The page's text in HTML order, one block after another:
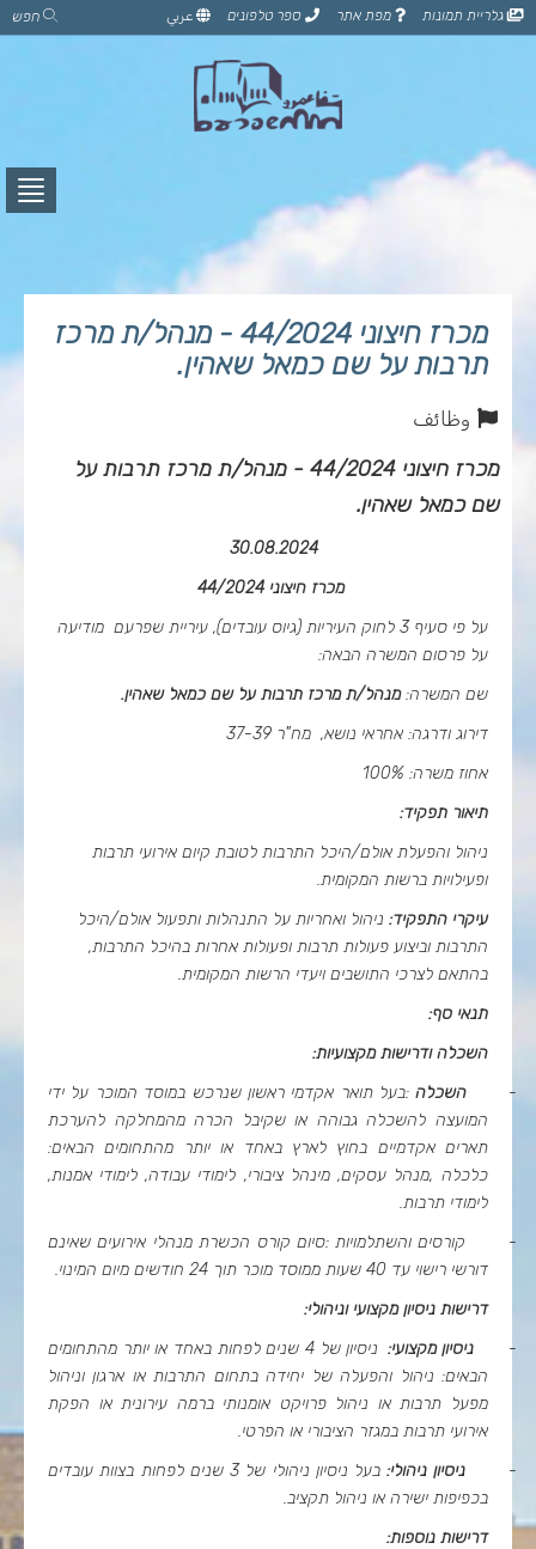
דלג
לתוכן
גלריית תמונות מפת אתר ספר טלפונים عربي חפש
לחץ
מכרז חיצוני 44/2024 - מנהל/ת מרכז
תרבות על שם כמאל שאהין.
وظائف
מכרז חיצוני 44/2024 - מנהל/ת מרכז תרבות על
שם כמאל שאהין.
מכרז חיצוני 44/2024
על פי סעיף 3 לחוק העיריות (גיוס עובדים), עיריית שפרעם מודיעה
על פרסום המשרה הבאה:
שם המשרה:מנהל/ת מרכז תרבות על שם כמאל שאהין.
דירוג ודרגה: אחראי נושא, מח"ר 37-39
אחוז משרה: 100%
תיאור תפקיד:
ניהול והפעלת אולם/היכל התרבות לטובת קיום אירועי תרבות
ופעילויות ברשות המקומית.
עיקרי התפקיד: ניהול ואחריות על התנהלות ותפעול אולם/היכל
התרבות וביצוע פעולות תרבות ופעולות אחרות בהיכל התרבות,
בהתאם לצרכי התושבים ויעדי הרשות המקומית.
תנאי סף:
השכלה ודרישות מקצועיות:
-
השכלה :בעל תואר אקדמי ראשון שנרכש במוסד המוכר על ידי
המועצה להשכלה גבוהה או שקיבל הכרה מהמחלקה להערכת
תארים אקדמיים בחוץ לארץ באחד או יותר מהתחומים הבאים:
כלכלה ,מנהל עסקים, מינהל ציבורי, לימודי עבודה, לימודי אמנות,
לימודי תרבות.
-
קורסים והשתלמויות :סיום קורס הכשרת מנהלי אירועים שאינם
דורשי רישוי עד 40 שעות ממוסד מוכר תוך 24 חודשים מיום המינוי
.
דרישות ניסיון מקצועי וניהולי:
-
ניסיון מקצועי:
ניסיון של 4 שנים לפחות באחד או יותר מהתחומים
הבאים: ניהול והפעלה של יחידה בתחום התרבות או ארגון וניהול
מפעל תרבות או ניהול פרויקט אומנותי ברמה עירונית או הפקת
אירועי תרבות במגזר הציבורי או הפרטי.
-
ניסיון ניהולי:
בעל ניסיון ניהולי של 3 שנים לפחות בצוות עובדים
בכפיפות ישירה או ניהול תקציב.
דרישות נוספות: